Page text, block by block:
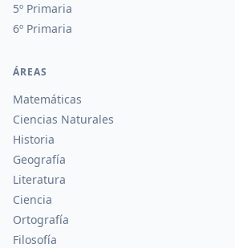
5º Primaria
6º Primaria
ÁREAS
Matemáticas
Ciencias Naturales
Historia
Geografía
Literatura
Ciencia
Ortografía
Filosofía